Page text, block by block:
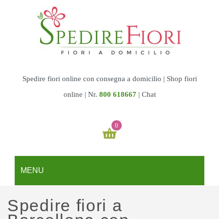
Spedire fiori online con consegna a domicilio | Shop fiori
online | Nr. 800 618667| Chat
MENU
REGALI
GARDEN
0
Il tuo carrello è vuoto
SUBTOTALE: € 0,00
Spedire fiori a